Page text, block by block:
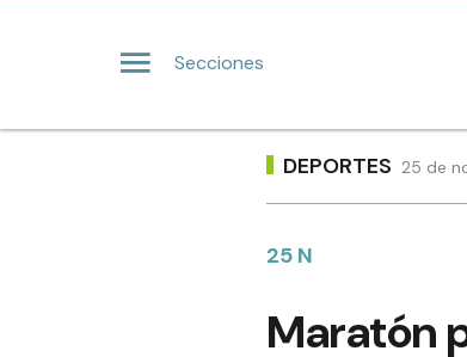
Secciones
DEPORTES 25 de
25 N
Maratón